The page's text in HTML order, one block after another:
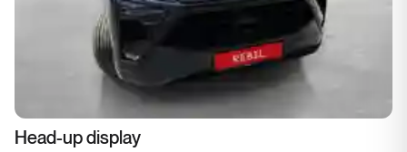
Head-up display